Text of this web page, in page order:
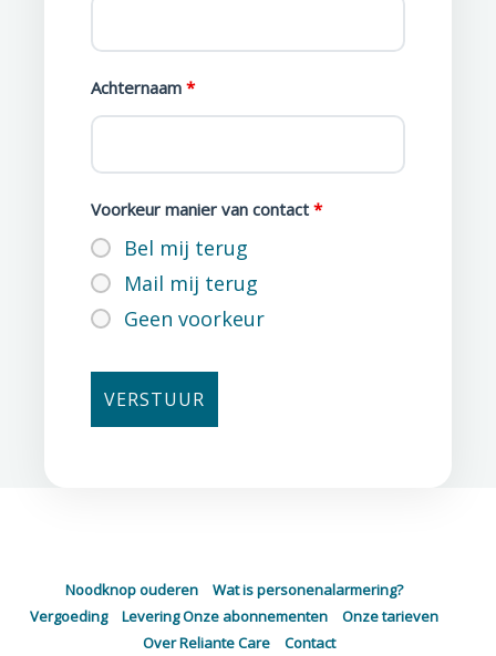
Achternaam *
Voorkeur manier van contact *
Bel mij terug
Mail mij terug
Geen voorkeur
Noodknop ouderen– Wat is personenalarmering?–
Vergoeding– LeveringOnze abonnementen– Onze tarieven–
Over Reliante Care
Contact